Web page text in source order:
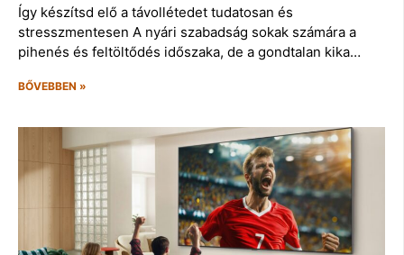
Így készítsd elő a távollétedet tudatosan és
stresszmentesen A nyári szabadság sokak számára a
pihenés és feltöltődés időszaka, de a gondtalan kika…
BŐVEBBEN »